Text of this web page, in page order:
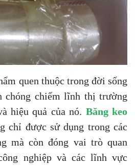
quen thuộc trong đời sống
chóng chiếm lĩnh thị trường
hiệu quả của nó. Băng keo
chỉ được sử dụng trong các
mà còn đóng vai trò quan
nghiệp và các lĩnh vực